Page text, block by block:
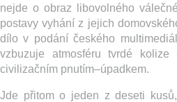
nejde o obraz libovolného
postavy vyhání z jejich
dílo v podání českého
vzbuzuje atmosféru tvrdé kolize
civilizačním pnutím–úpadkem.
Jde přitom o jeden z deseti